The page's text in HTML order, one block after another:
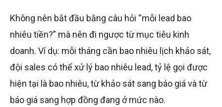
Không nên bắt đầu bằng câu hỏi “mỗi lead bao
nhiêu tiền?” mà nên đi ngược từ mục tiêu kinh
doanh. Ví dụ: mỗi tháng cần bao nhiêu lịch khảo sát,
đội sales có thể xử lý bao nhiêu lead, tỷ lệ gọi được
hiện tại là bao nhiêu, từ khảo sát sang báo giá và từ
báo giá sang hợp đồng đang ở mức nào.